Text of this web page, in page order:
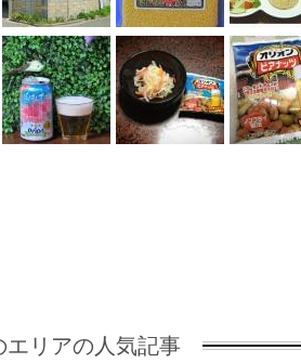
エリアの人気記事